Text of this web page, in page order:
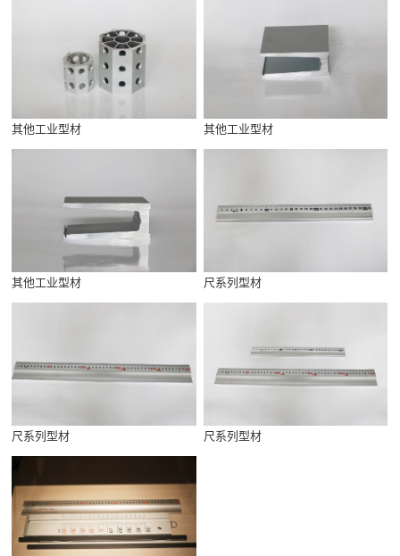
其他工业型材 其他工业型材
其他工业型材 尺系列型材
尺系列型材 尺系列型材